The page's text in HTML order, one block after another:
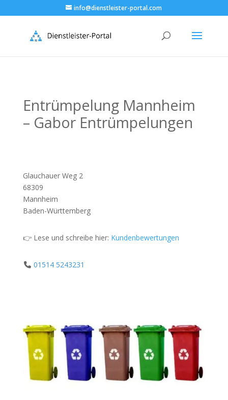
info@dienstleister-portal.com
Entrümpelung Mannheim
– Gabor Entrümpelungen
Glauchauer Weg 2
68309
Mannheim
Baden-Württemberg
👉 Lese und schreibe hier: Kundenbewertungen
01514 5243231